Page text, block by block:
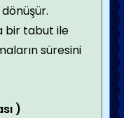
bir tabut ile
süresini
)